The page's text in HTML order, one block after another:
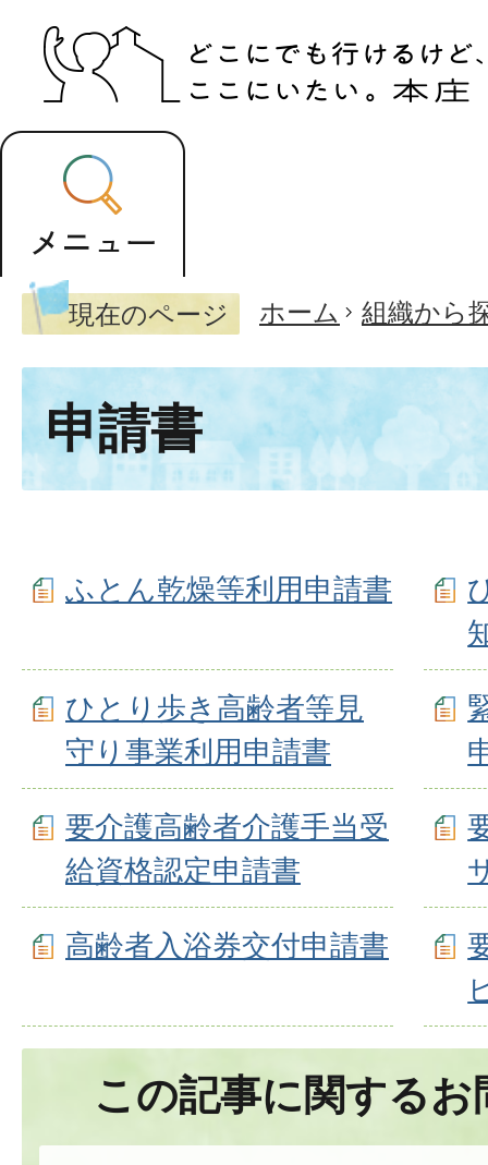
現在のページ ホーム 組織から
申請書
ふとん乾燥等利用申請書
ひとり歩き高齢者等見
守り事業利用申請書
要介護高齢者介護手当受
給資格認定申請書
高齢者入浴券交付申請書
この記事に関する